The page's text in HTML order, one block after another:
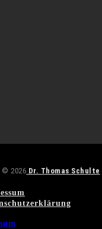
© 2026 Dr. Thomas Schulte